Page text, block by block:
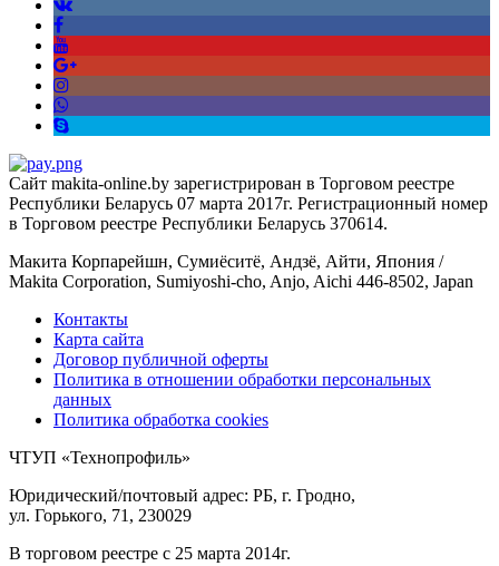
Сайт makita-online.by зарегистрирован в Торговом реестре
Республики Беларусь 07 марта 2017г. Регистрационный номер
в Торговом реестре Республики Беларусь 370614.
Макита Корпарейшн, Сумиёситё, Андзё, Айти, Япония /
Makita Corporation, Sumiyoshi-cho, Anjo, Aichi 446-8502, Japan
Контакты
Карта сайта
Договор публичной оферты
Политика в отношении обработки персональных
данных
Политика обработка cookies
ЧТУП «Технопрофиль»
Юридический/почтовый адрес: РБ, г. Гродно,
ул. Горького, 71, 230029
В торговом реестре с 25 марта 2014г.